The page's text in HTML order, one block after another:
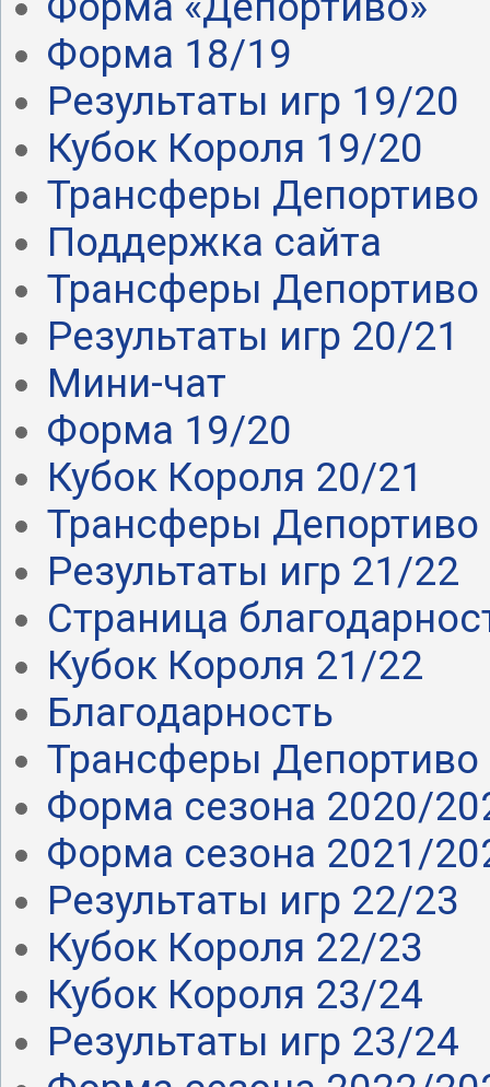
Форма 18/19
Результаты игр 19/20
Кубок Короля 19/20
Трансферы Депортиво
Поддержка сайта
Трансферы Депортиво
Результаты игр 20/21
Мини-чат
Форма 19/20
Кубок Короля 20/21
Трансферы
Результаты игр 21/22
Страница
Кубок Короля 21/22
Благодарность
Трансферы
Форма сезона 2020/
Форма сезона 2021/
Результаты игр 22/23
Кубок Короля 22/23
Кубок Короля 23/24
Результаты игр 23/24